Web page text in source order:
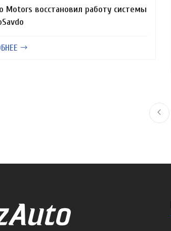
Motors восстановил работу системы